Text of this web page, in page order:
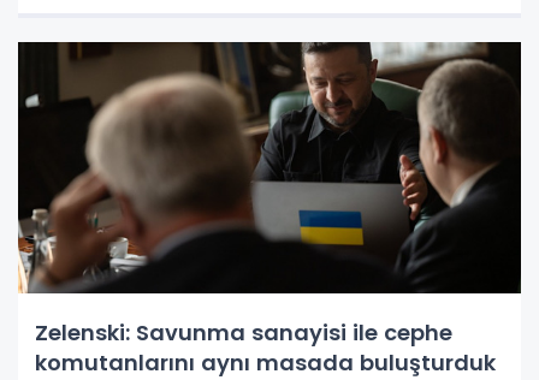
Zelenski: Savunma sanayisi ile cephe
komutanlarını aynı masada buluşturduk